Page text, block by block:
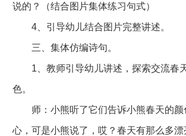
说的？（结合图片集体练习句式）
4、引导幼儿结合图片完整讲述。
三、集体仿编诗句。
1、教师引导幼儿讲述，探索交流春
色。
师：小熊听了它们告诉小熊春天的颜
心，可是小熊说了，哎？春天有那么多漂